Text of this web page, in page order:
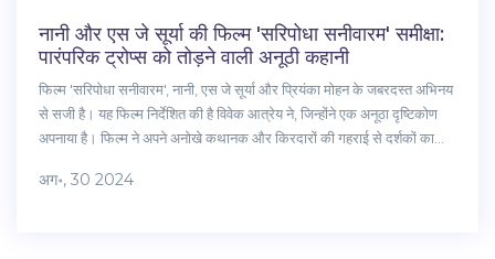
नानी और एस जे सूर्या की फिल्म 'सरिपोधा सनीवारम' समीक्षा:
पारंपरिक ट्रोप्स को तोड़ने वाली अनूठी कहानी
फिल्म 'सरिपोधा सनीवारम', नानी, एस जे सूर्या और प्रियंका मोहन के जबरदस्त अभिनय
से सजी है। यह फिल्म निर्देशित की है विवेक आत्रेय ने, जिन्होंने एक अनूठा दृष्टिकोण
अपनाया है। फिल्म ने अपने अनोखे कथानक और किरदारों की गहराई से दर्शकों का
अग॰, 30 2024